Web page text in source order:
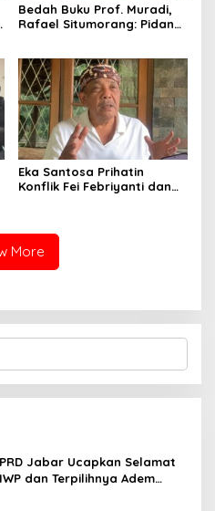
Bedah Buku Prof. Muradi,
Rafael Situmorang: Pidana
Eka Santosa Prihatin
Konflik Fei Febriyanti dan
More
Jabar Ucapkan Selamat
dan Terpilihnya Adem